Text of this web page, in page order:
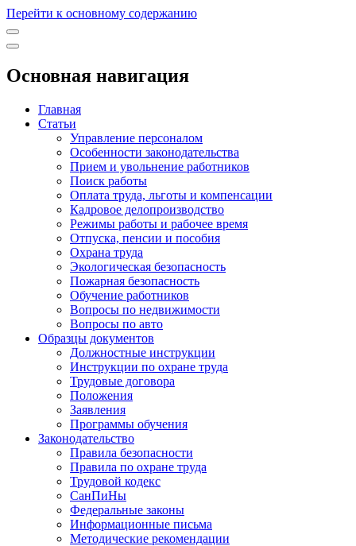
Перейти к основному содержанию
Основная навигация
Главная
Статьи
Управление персоналом
Особенности законодательства
Прием и увольнение работников
Поиск работы
Оплата труда, льготы и компенсации
Кадровое делопроизводство
Режимы работы и рабочее время
Отпуска, пенсии и пособия
Охрана труда
Экологическая безопасность
Пожарная безопасность
Обучение работников
Вопросы по недвижимости
Вопросы по авто
Образцы документов
Должностные инструкции
Инструкции по охране труда
Трудовые договора
Положения
Заявления
Программы обучения
Законодательство
Правила безопасности
Правила по охране труда
Трудовой кодекс
СанПиНы
Федеральные законы
Информационные письма
Методические рекомендации